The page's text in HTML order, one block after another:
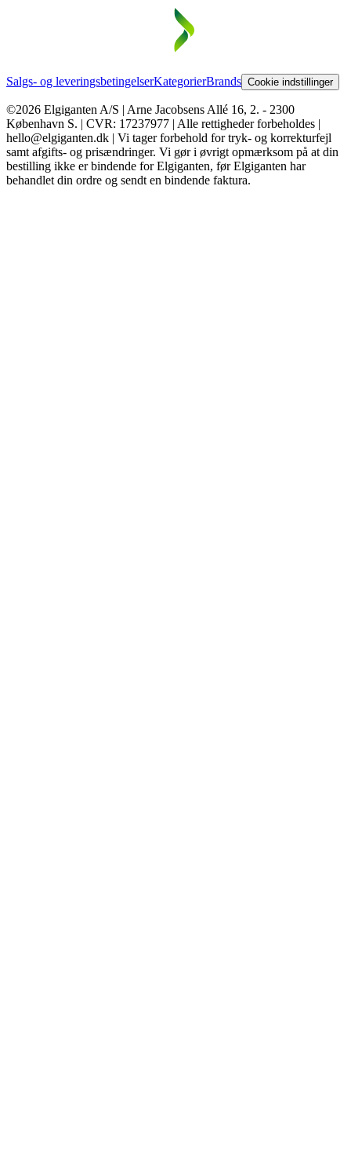
Salgs- og leveringsbetingelserKategorierBrands Cookie indstillinger
©2026 Elgiganten A/S | Arne Jacobsens Allé 16, 2. - 2300
København S. | CVR: 17237977 | Alle rettigheder forbeholdes |
hello@elgiganten.dk | Vi tager forbehold for tryk- og korrekturfejl
samt afgifts- og prisændringer. Vi gør i øvrigt opmærksom på at din
bestilling ikke er bindende for Elgiganten, før Elgiganten har
behandlet din ordre og sendt en bindende faktura.